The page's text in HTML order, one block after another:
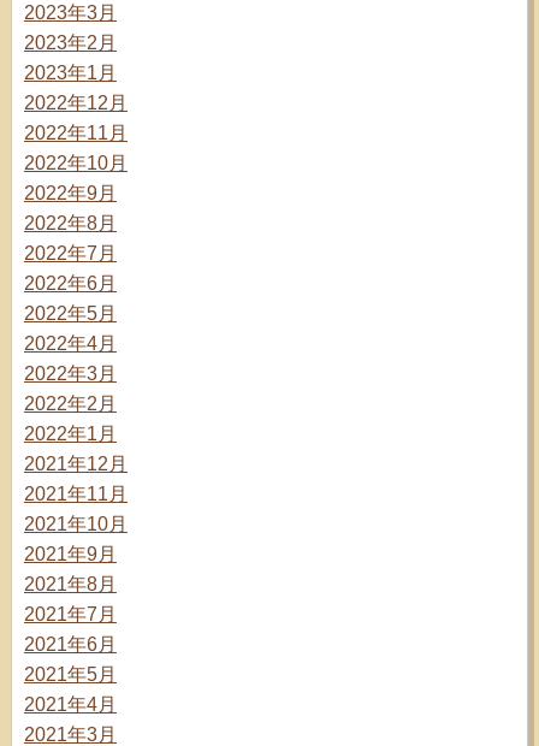
2023年3月
2023年2月
2023年1月
2022年12月
2022年11月
2022年10月
2022年9月
2022年8月
2022年7月
2022年6月
2022年5月
2022年4月
2022年3月
2022年2月
2022年1月
2021年12月
2021年11月
2021年10月
2021年9月
2021年8月
2021年7月
2021年6月
2021年5月
2021年4月
2021年3月